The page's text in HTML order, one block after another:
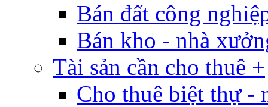
Bán đất công
Bán kho - nhà
Tài sản cần cho thuê +
Cho thuê biệt thự -